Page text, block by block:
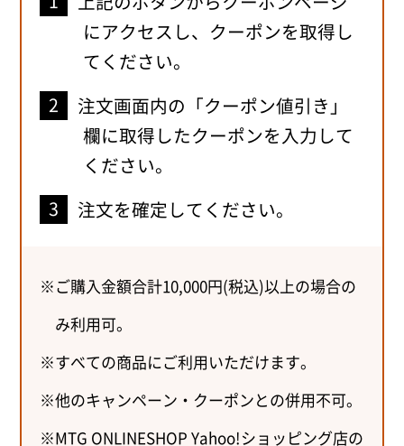
にアクセスし、クーポンを取得し
てください。
注文画面内の「クーポン値引き」
欄に取得したクーポンを入力して
ください。
注文を確定してください。
ご購入金額合計10,000円(税込)以上の場合の
み利用可。
すべての商品にご利用いただけます。
他のキャンペーン・クーポンとの併用不可。
MTG ONLINESHOP Yahoo!ショッピング店の